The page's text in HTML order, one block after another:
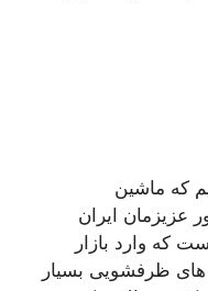
که ماشین
ایران
که وارد بازار
های ظرفشویی بسیار